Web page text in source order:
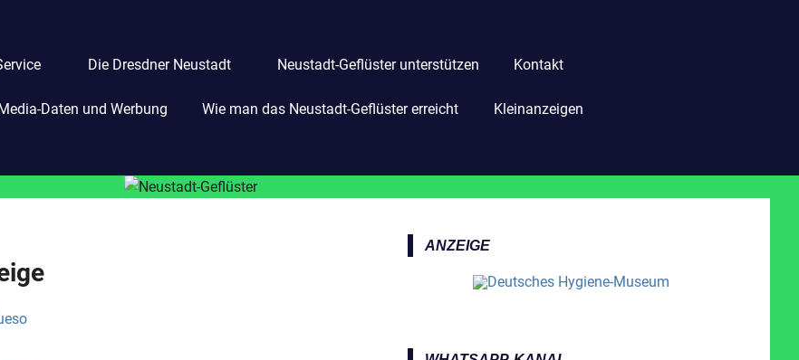
Die Dresdner Neustadt Neustadt-Geflüster unterstützen Kontakt
Daten und Werbung Wie man das Neustadt-Geflüster erreicht Kleinanzeigen
ANZEIGE